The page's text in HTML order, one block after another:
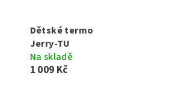
Dětské termo
Jerry-TU
Na skladě
1 009 Kč